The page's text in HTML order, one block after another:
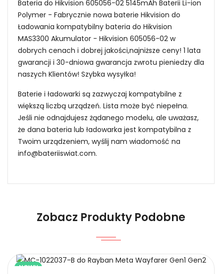
Bateria do Hikvision 605056-02 5145mAh Baterii Li-ion
Polymer - Fabrycznie nowa baterie Hikvision do
Ładowania kompatybilny bateria do Hikvision
MAS3300 Akumulator - Hikvision 605056-02 w
dobrych cenach i dobrej jakości,najniższe ceny! 1 lata
gwarancji i 30-dniowa gwarancja zwrotu pieniedzy dla
naszych Klientów! Szybka wysyłka!
Baterie i ładowarki są zazwyczaj kompatybilne z
większą liczbą urządzeń. Lista może być niepełna.
Jeśli nie odnajdujesz żądanego modelu, ale uważasz,
że dana bateria lub ładowarka jest kompatybilna z
Twoim urządzeniem, wyślij nam wiadomość na
info@bateriiswiat.com.
Niezawodność i pewność
1.Model urządzenia
Zobacz Produkty Podobne
NOWY